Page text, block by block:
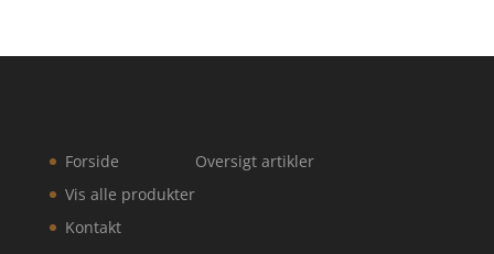
Forside
Vis alle produkter
Kontakt
Oversigt artikler